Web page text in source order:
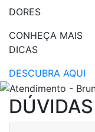
DORES
CONHEÇA MAIS
DICAS
DESCUBRA AQUI